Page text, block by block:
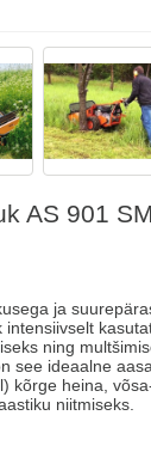
AS 901 SM
ja
intensiivselt
ning
see ideaalne
kõrge heina,
niitmiseks.